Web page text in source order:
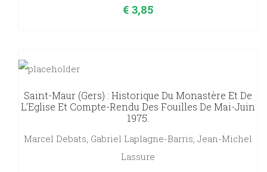
€ 3,85
Saint-Maur (Gers) : Historique Du Monastère Et De
L’Eglise Et Compte-Rendu Des Fouilles De Mai-Juin
1975.
Marcel Debats, Gabriel Laplagne-Barris, Jean-Michel
Lassure